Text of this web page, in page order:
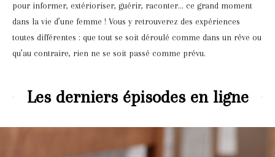
pour informer, extérioriser, guérir, raconter… ce grand moment
dans la vie d’une femme ! Vous y retrouverez des expériences
toutes différentes : que tout se soit déroulé comme dans un rêve ou
qu’au contraire, rien ne se soit passé comme prévu.
Les derniers épisodes en ligne